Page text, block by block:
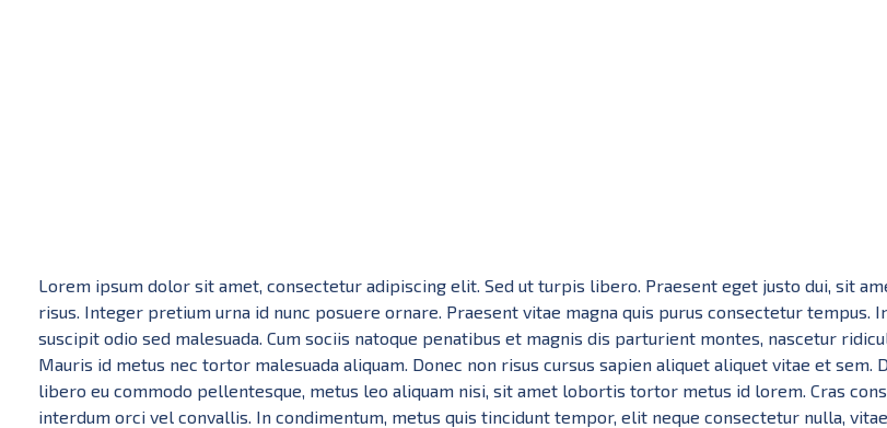
Lorem ipsum dolor sit amet, consectetur adipiscing elit. Sed ut turpis libero. Praesent eget justo dui, sit
risus. Integer pretium urna id nunc posuere ornare. Praesent vitae magna quis purus consectetur tempus.
suscipit odio sed malesuada. Cum sociis natoque penatibus et magnis dis parturient montes, nascetur
Mauris id metus nec tortor malesuada aliquam. Donec non risus cursus sapien aliquet aliquet vitae et sem.
libero eu commodo pellentesque, metus leo aliquam nisi, sit amet lobortis tortor metus id lorem. Cras
interdum orci vel convallis. In condimentum, metus quis tincidunt tempor, elit neque consectetur nulla,